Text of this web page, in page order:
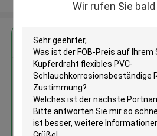
Wir rufen Sie
Erhalten Sie den
Schützendes
ROHS UL-